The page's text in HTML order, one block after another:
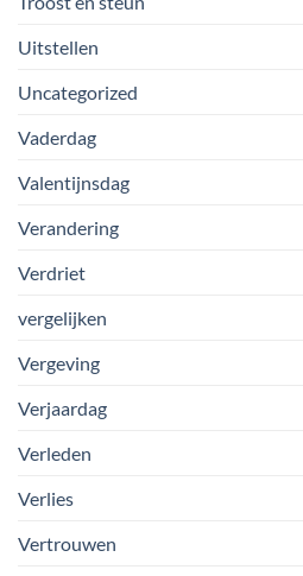
Uitstellen
Uncategorized
Vaderdag
Valentijnsdag
Verandering
Verdriet
vergelijken
Vergeving
Verjaardag
Verleden
Verlies
Vertrouwen